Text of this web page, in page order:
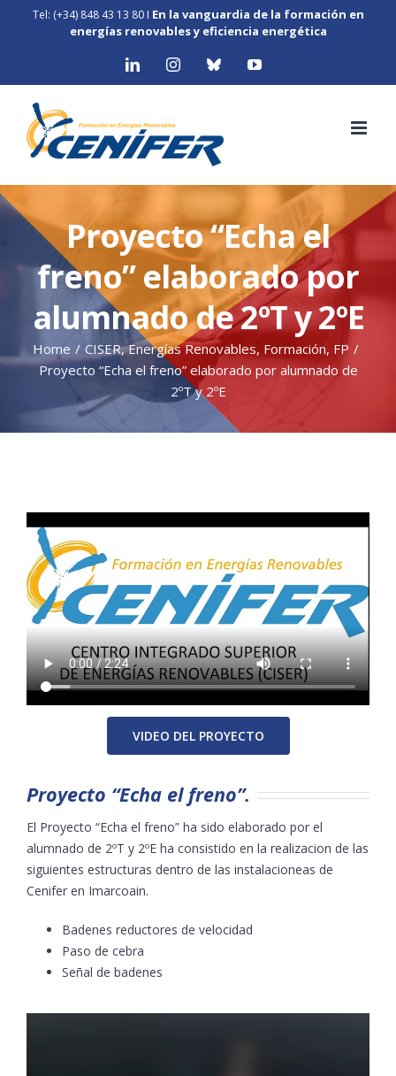
Tel: (+34) 848 43 13 80I En la vanguardia de la formación en
energías renovables y eficiencia energética
LinkedInInstagramBluesky YouTube
Proyecto “Echa el
freno” elaborado por
alumnado de 2ºT y 2ºE
Home / CISER,Energías Renovables, Formación, FP /
Proyecto “Echa el freno” elaborado por alumnado de
2ºT y 2ºE
VIDEO DEL PROYECTO
Proyecto “Echa el freno”.
El Proyecto “Echa el freno” ha sido elaborado por el
alumnado de 2ºT y 2ºE ha consistido en la realizacion de las
siguientes estructuras dentro de las instalacioneas de
Cenifer en Imarcoain.
Badenes reductores de velocidad
Paso de cebra
Señal de badenes